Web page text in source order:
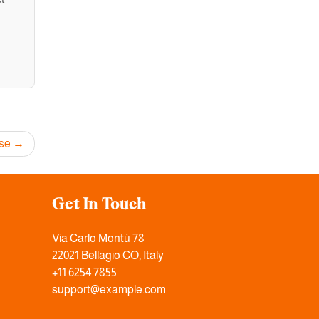
Get In Touch
Via Carlo Montù 78
22021 Bellagio CO, Italy
+11 6254 7855
support@example.com